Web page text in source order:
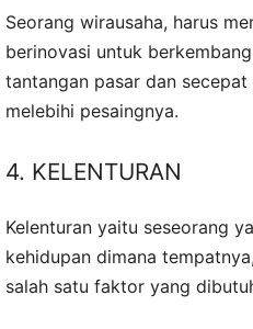
Seorang wirausaha, harus
berinovasi untuk
tantangan pasar dan
melebihi pesaingnya.
4. KELENTURAN
Kelenturan yaitu seseorang
kehidupan dimana
salah satu faktor yang